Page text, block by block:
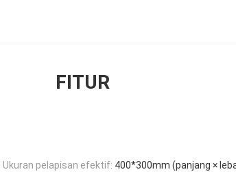
FITUR
Ukuran pelapisan efektif: 400*300mm (panjang ×